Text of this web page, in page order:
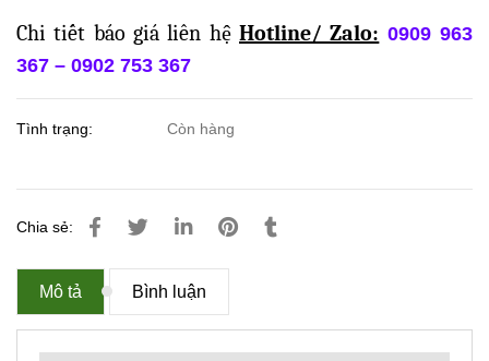
Chi tiết báo giá liên hệ Hotline/ Zalo: 0909 963
367 – 0902 753 367
Tình trạng: Còn hàng
Chia sẻ:
Mô tả Bình luận